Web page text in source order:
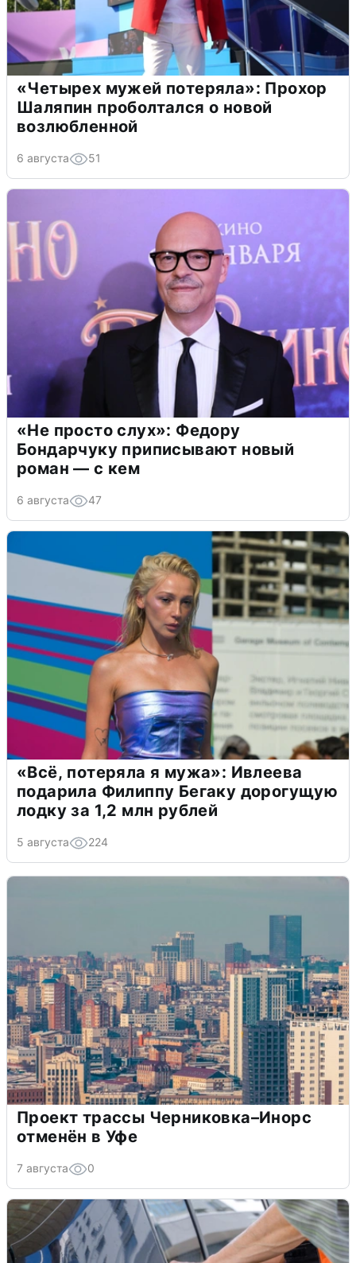
«Четырех мужей потеряла»: Прохор
Шаляпин проболтался о новой
возлюбленной
6 августа 51
«Не просто слух»: Федору
Бондарчуку приписывают новый
роман — с кем
6 августа 47
«Всё, потеряла я мужа»: Ивлеева
подарила Филиппу Бегаку дорогущую
лодку за 1,2 млн рублей
5 августа 224
Проект трассы Черниковка–Инорс
отменён в Уфе
7 августа 0